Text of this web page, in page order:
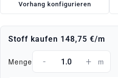
Vorhang konfigurieren
Stoff kaufen 148,75 €/m
Menge - + m